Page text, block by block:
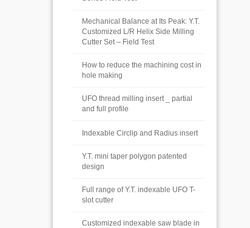
Mechanical Balance at Its Peak: Y.T.
Customized L/R Helix Side Milling
Cutter Set – Field Test
How to reduce the machining cost in
hole making
UFO thread milling insert _ partial
and full profile
Indexable Circlip and Radius insert
Y.T. mini taper polygon patented
design
Full range of Y.T. indexable UFO T-
slot cutter
Customized indexable saw blade in